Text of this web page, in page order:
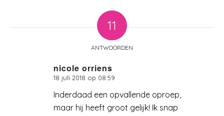
11
ANTWOORDEN
nicole orriens
zegt:
18 juli 2018 op 08:59
Inderdaad een opvallende oproep,
maar hij heeft groot gelijk! Ik snap